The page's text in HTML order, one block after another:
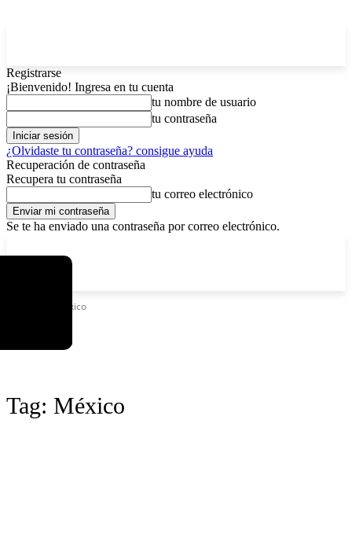
Registrarse
¡Bienvenido! Ingresa en tu cuenta
tu nombre de usuario
tu contraseña
¿Olvidaste tu contraseña? consigue ayuda
Recuperación de contraseña
Recupera tu contraseña
tu correo electrónico
Se te ha enviado una contraseña por correo electrónico.
México
Tag: México